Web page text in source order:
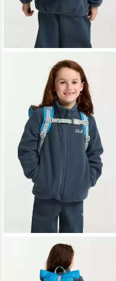
JACK WOLFSKIN
Kinderrucksack ISLAND MINI